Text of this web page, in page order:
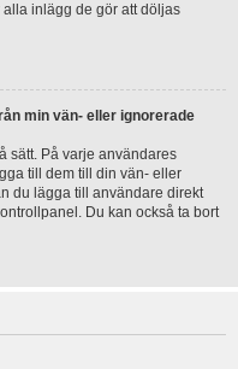
inlägg de gör att döljas
min vän- eller ignorerade
sätt. På varje användares
till dem till din vän- eller
du lägga till användare direkt
Du kan också ta bort